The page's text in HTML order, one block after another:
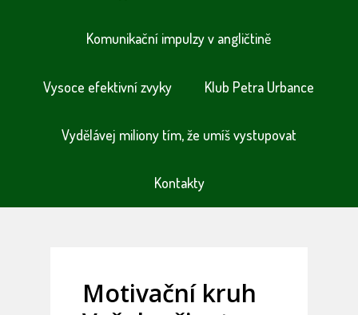
Komunikační impulzy v angličtině
Vysoce efektivní zvyky Klub Petra Urbance
Vydělávej miliony tím, že umíš vystupovat
Kontakty
Motivační kruh